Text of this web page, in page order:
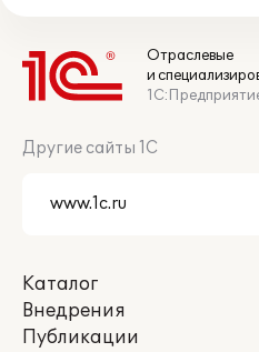
Отраслевые
и
Другие сайты 1С
Каталог
Внедрения
Публикации